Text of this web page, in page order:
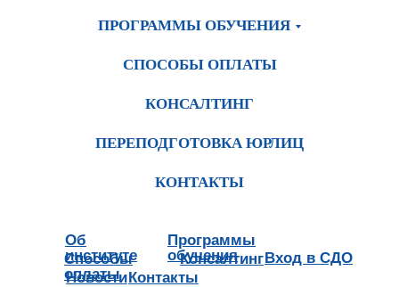
ПРОГРАММЫ ОБУЧЕНИЯ
СПОСОБЫ ОПЛАТЫ
КОНСАЛТИНГ
ПЕРЕПОДГОТОВКА ЮРЛИЦ
КОНТАКТЫ
Об
институте
Программы
обучения
Способы
оплаты
Консалтинг
Новости
Вход в СДО
Контакты